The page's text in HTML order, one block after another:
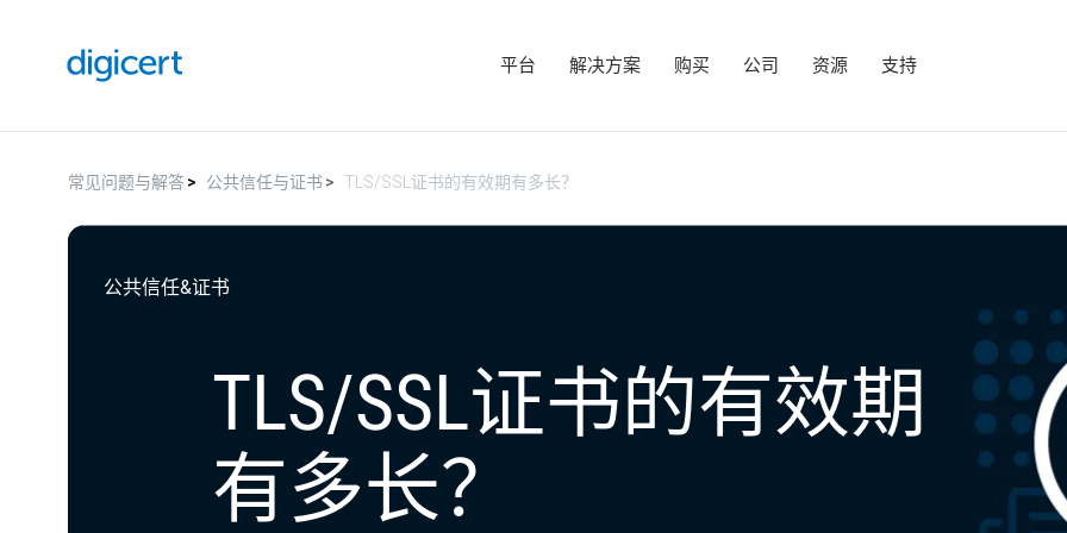
平台 解决方案 购买 公司 资源 支持
常见问题与解答 公共信任与证书 TLS/SSL证书的有效期有多长？
公共信任&证书
TLS/SSL证书的有效期
有多长？